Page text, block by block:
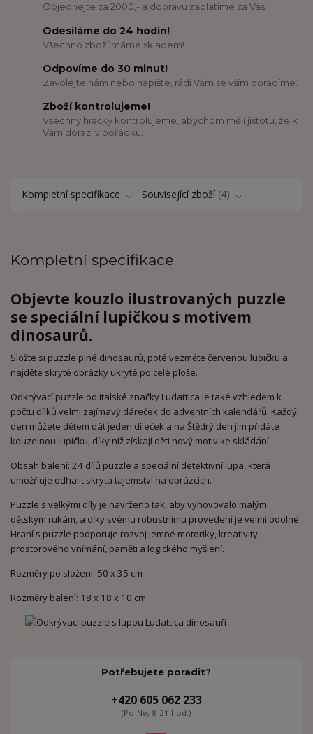
Objednejte za 2000,- a dopravu zaplatíme za Vás.
Odesíláme do 24 hodin!
Všechno zboží máme skladem!
Odpovíme do 30 minut!
Zavolejte nám nebo napište, rádi Vám se vším poradíme.
Zboží kontrolujeme!
Všechny hračky kontrolujeme, abychom měli jistotu, že k
Vám dorazí v pořádku.
Kompletní specifikace Související zboží 4
Kompletní specifikace
Objevte kouzlo ilustrovaných puzzle
se speciální lupičkou s motivem
dinosaurů.
Složte si puzzle plné dinosaurů, poté vezměte červenou lupičku a
najděte skryté obrázky ukryté po celé ploše.
Odkrývací puzzle od italské značky Ludattica je také vzhledem k
počtu dílků velmi zajímavý dáreček do adventních kalendářů. Každý
den můžete dětem dát jeden díleček a na Štědrý den jim přidáte
kouzelnou lupičku, díky níž získají děti nový motiv ke skládání.
Obsah balení: 24 dílů puzzle a speciální detektivní lupa, která
umožňuje odhalit skrytá tajemství na obrázcích.
Puzzle s velkými díly je navrženo tak, aby vyhovovalo malým
dětským rukám, a díky svému robustnímu provedení je velmi odolné.
Hraní s puzzle podporuje rozvoj jemné motoriky, kreativity,
prostorového vnímání, paměti a logického myšlení.
Rozměry po složení: 50 x 35 cm
Rozměry balení: 18 x 18 x 10 cm
Potřebujete poradit?
+420 605 062 233
(Po-Ne, 8-21 hod.)